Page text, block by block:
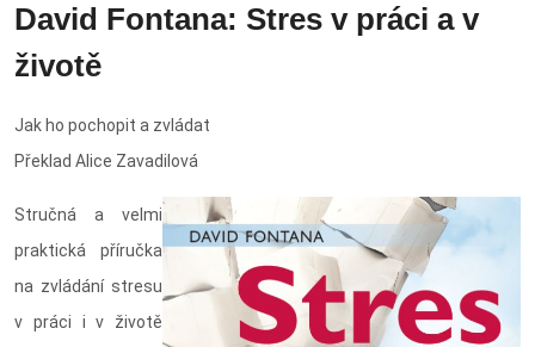
David Fontana: Stres v práci a v
životě
Jak ho pochopit a zvládat
Překlad Alice Zavadilová
Stručná a velmi
praktická příručka
na zvládání stresu
v práci i v životě